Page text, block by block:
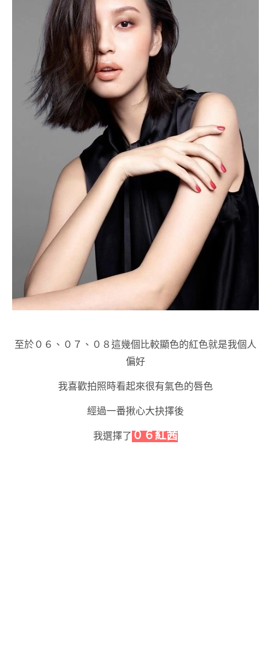
至於０６、０７、０８這幾個比較顯色的紅色就是我個人
偏好
我喜歡拍照時看起來很有氣色的唇色
經過一番揪心大抉擇後
我選擇了 ０６紅茜